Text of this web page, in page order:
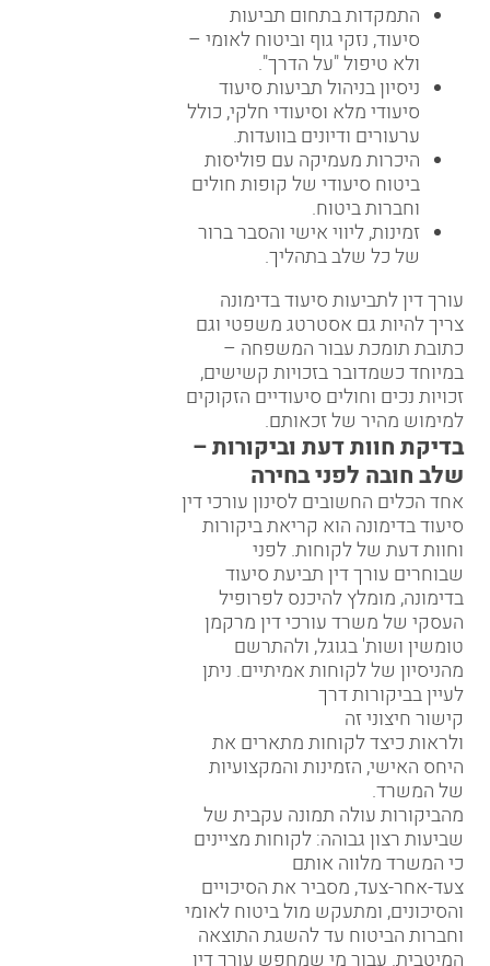
התמקדות בתחום תביעות
סיעוד, נזקי גוף וביטוח לאומי –
ולא טיפול "על הדרך".
ניסיון בניהול תביעות סיעוד
סיעודי מלא וסיעודי חלקי, כולל
ערעורים ודיונים בוועדות.
היכרות מעמיקה עם פוליסות
ביטוח סיעודי של קופות חולים
וחברות ביטוח.
זמינות, ליווי אישי והסבר ברור
של כל שלב בתהליך.
עורך דין לתביעות סיעוד בדימונה
צריך להיות גם אסטרטג משפטי וגם
כתובת תומכת עבור המשפחה –
במיוחד כשמדובר בזכויות קשישים,
זכויות נכים וחולים סיעודיים הזקוקים
למימוש מהיר של זכאותם.
בדיקת חוות דעת וביקורות –
שלב חובה לפני בחירה
אחד הכלים החשובים לסינון עורכי דין
סיעוד בדימונה הוא קריאת ביקורות
וחוות דעת של לקוחות. לפני
שבוחרים עורך דין תביעת סיעוד
בדימונה, מומלץ להיכנס לפרופיל
העסקי של משרד עורכי דין מרקמן
טומשין ושות' בגוגל, ולהתרשם
מהניסיון של לקוחות אמיתיים. ניתן
לעיין בביקורות דרך
קישור חיצוני זה
ולראות כיצד לקוחות מתארים את
היחס האישי, הזמינות והמקצועיות
של המשרד.
מהביקורות עולה תמונה עקבית של
שביעות רצון גבוהה: לקוחות מציינים
כי המשרד מלווה אותם
צעד-אחר-צעד, מסביר את הסיכויים
והסיכונים, ומתעקש מול ביטוח לאומי
וחברות הביטוח עד להשגת התוצאה
המיטבית. עבור מי שמחפש עורך דין